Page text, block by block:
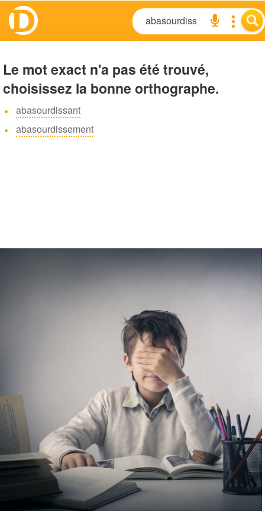
Le mot exact n'a pas été trouvé,
choisissez la bonne orthographe.
abasourdissant
abasourdissement